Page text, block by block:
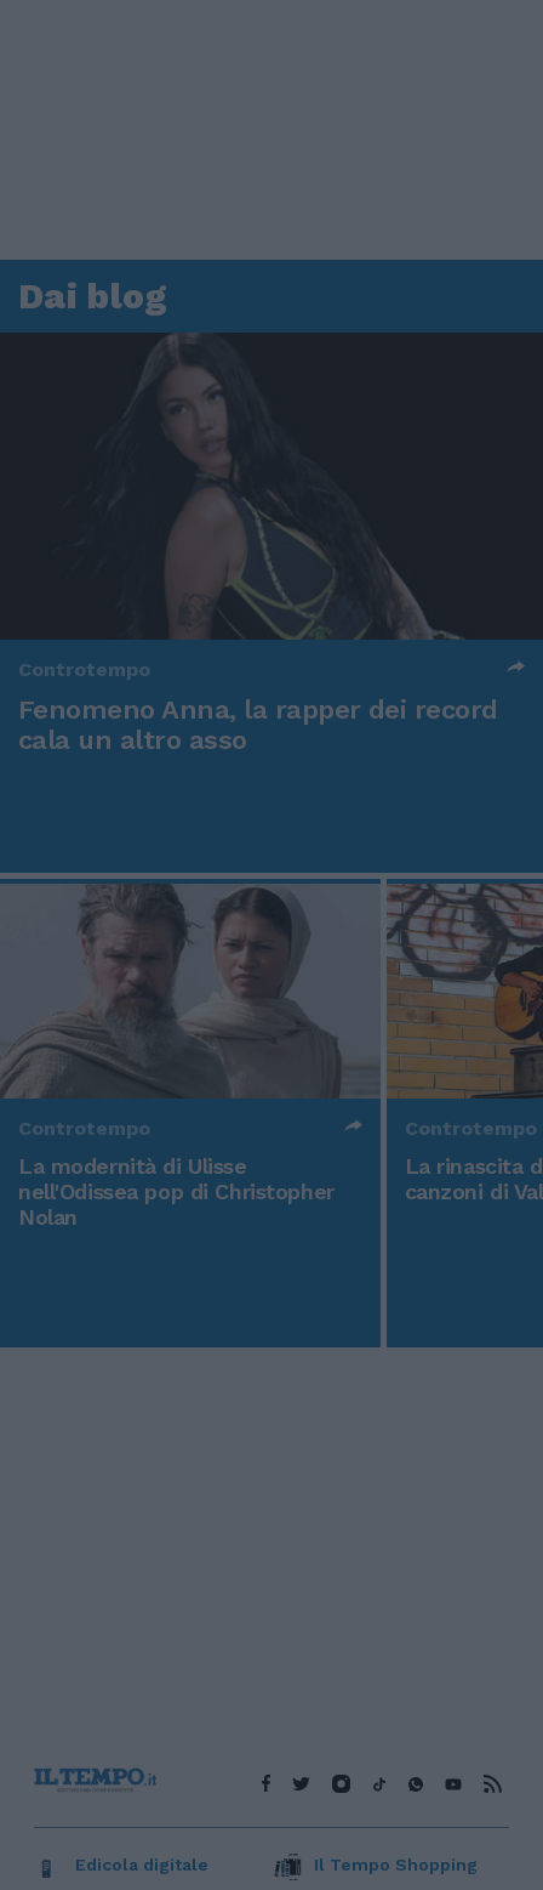
Dai blog
Controtempo
Fenomeno Anna, la rapper dei record
cala un altro asso
Controtempo
La modernità di Ulisse
nell'Odissea pop di Christopher
Nolan
Controtempo
La rinascita
canzoni di
Edicola digitale Il Tempo Shopping